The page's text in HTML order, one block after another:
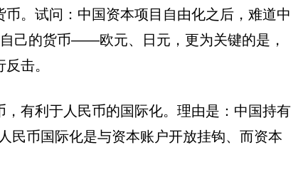
。试问：中国资本项目自由化之后，难道中
己的货币——欧元、日元，更为关键的是，
击。
有利于人民币的国际化。理由是：中国持有
民币国际化是与资本账户开放挂钩、而资本